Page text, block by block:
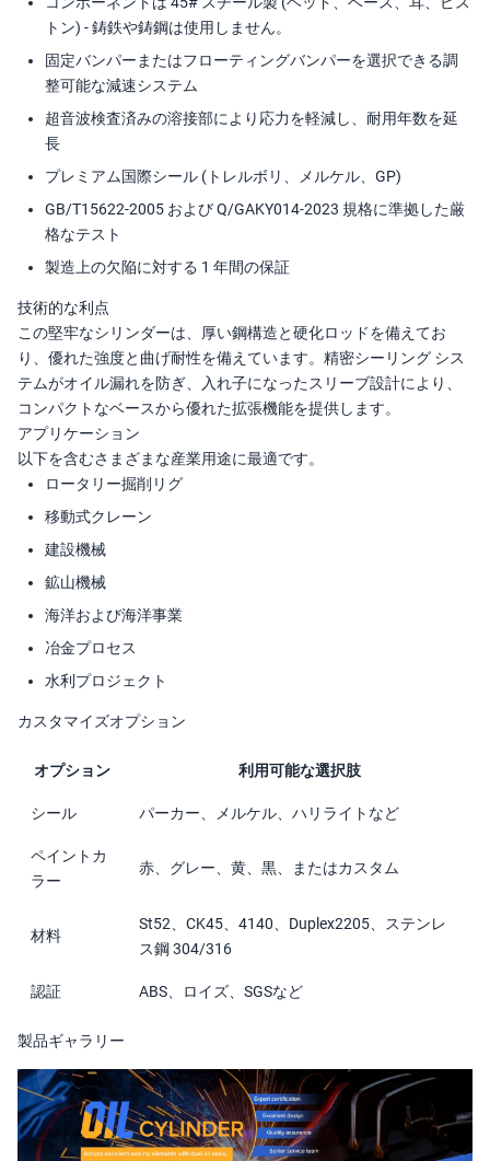
トン) - 鋳鉄や鋳鋼は使用しません。
固定バンパーまたはフローティングバンパーを選択できる調
整可能な減速システム
超音波検査済みの溶接部により応力を軽減し、耐用年数を延
長
プレミアム国際シール (トレルボリ、メルケル、GP)
GB/T15622-2005 および Q/GAKY014-2023 規格に準拠した厳
格なテスト
製造上の欠陥に対する 1 年間の保証
技術的な利点
この堅牢なシリンダーは、厚い鋼構造と硬化ロッドを備えてお
り、優れた強度と曲げ耐性を備えています。精密シーリング シス
テムがオイル漏れを防ぎ、入れ子になったスリーブ設計により、
コンパクトなベースから優れた拡張機能を提供します。
アプリケーション
以下を含むさまざまな産業用途に最適です。
ロータリー掘削リグ
移動式クレーン
建設機械
鉱山機械
海洋および海洋事業
冶金プロセス
水利プロジェクト
カスタマイズオプション
オプション 利用可能な選択肢
シール パーカー、メルケル、ハリライトなど
ペイントカ
ラー
赤、グレー、黄、黒、またはカスタム
材料
St52、CK45、4140、Duplex2205、ステンレ
ス鋼 304/316
認証 ABS、ロイズ、SGSなど
製品ギャラリー